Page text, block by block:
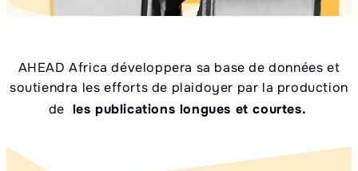
AHEAD Africa développera sa base de données et
soutiendra les efforts de plaidoyer par la production
de les publications longues et courtes.